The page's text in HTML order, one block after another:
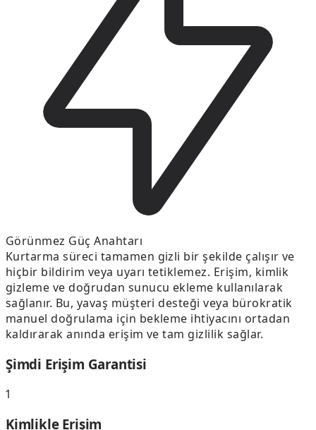
Görünmez Güç Anahtarı
Kurtarma süreci tamamen gizli bir şekilde çalışır ve
hiçbir bildirim veya uyarı tetiklemez. Erişim, kimlik
gizleme ve doğrudan sunucu ekleme kullanılarak
sağlanır. Bu, yavaş müşteri desteği veya bürokratik
manuel doğrulama için bekleme ihtiyacını ortadan
kaldırarak anında erişim ve tam gizlilik sağlar.
Şimdi Erişim Garantisi
1
Kimlikle Erişim